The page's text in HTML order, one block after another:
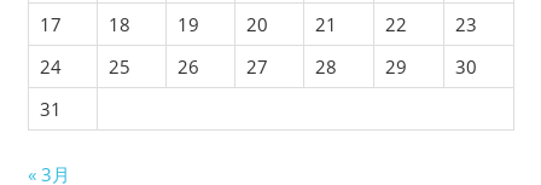
17
18 19 20 21 22
23
24
25 26 27 28 29
30
31
« 3月